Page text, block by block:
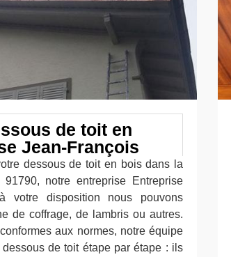
de toit en
Jean-François
dessous de toit en bois dans la
notre entreprise Entreprise
votre disposition nous pouvons
de coffrage, de lambris ou autres.
aux normes, notre équipe
de toit étape par étape : ils